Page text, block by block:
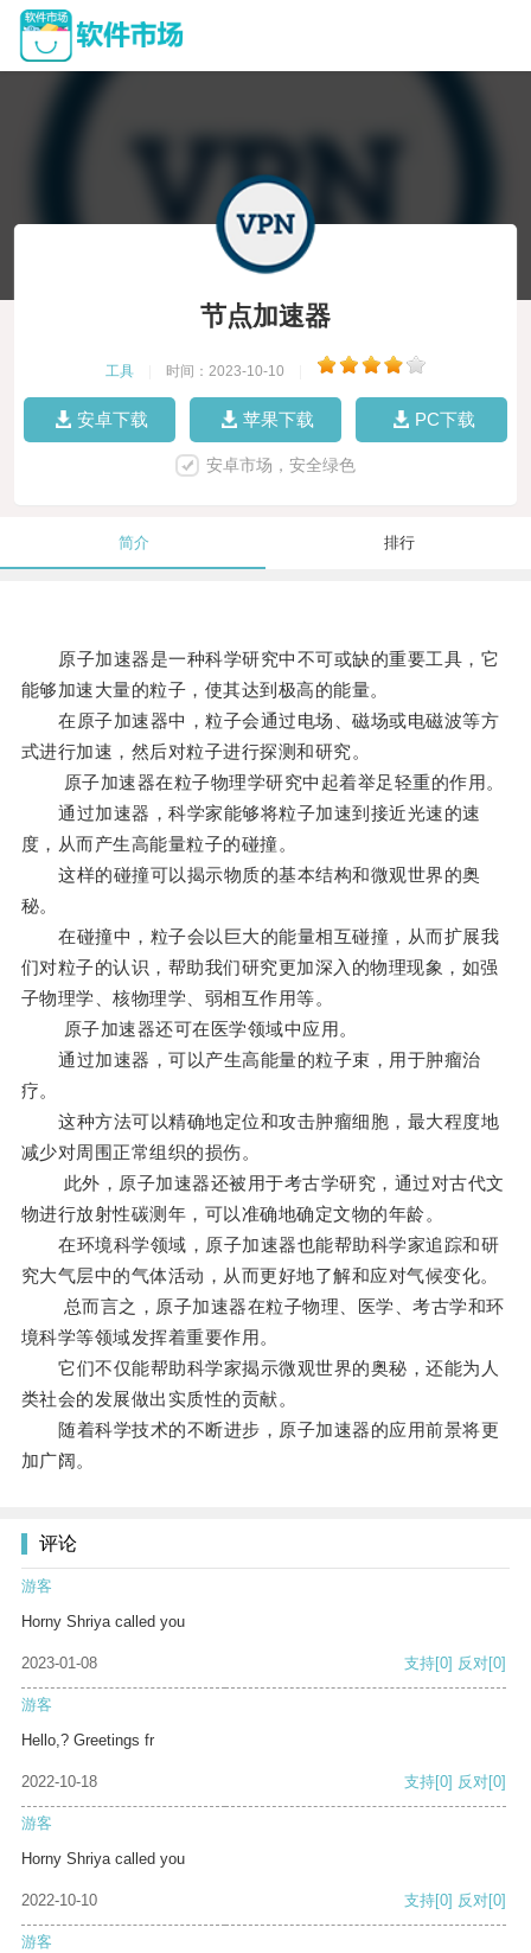
节点加速器
工具 时间：2023-10-10
安卓下载 苹果下载 PC下载
安卓市场，安全绿色
简介 排行
原子加速器是一种科学研究中不可或缺的重要工具，它
能够加速大量的粒子，使其达到极高的能量。
在原子加速器中，粒子会通过电场、磁场或电磁波等方
式进行加速，然后对粒子进行探测和研究。
原子加速器在粒子物理学研究中起着举足轻重的作用。
通过加速器，科学家能够将粒子加速到接近光速的速
度，从而产生高能量粒子的碰撞。
这样的碰撞可以揭示物质的基本结构和微观世界的奥
秘。
在碰撞中，粒子会以巨大的能量相互碰撞，从而扩展我
们对粒子的认识，帮助我们研究更加深入的物理现象，如强
子物理学、核物理学、弱相互作用等。
原子加速器还可在医学领域中应用。
通过加速器，可以产生高能量的粒子束，用于肿瘤治
疗。
这种方法可以精确地定位和攻击肿瘤细胞，最大程度地
减少对周围正常组织的损伤。
此外，原子加速器还被用于考古学研究，通过对古代文
物进行放射性碳测年，可以准确地确定文物的年龄。
在环境科学领域，原子加速器也能帮助科学家追踪和研
究大气层中的气体活动，从而更好地了解和应对气候变化。
总而言之，原子加速器在粒子物理、医学、考古学和环
境科学等领域发挥着重要作用。
它们不仅能帮助科学家揭示微观世界的奥秘，还能为人
类社会的发展做出实质性的贡献。
随着科学技术的不断进步，原子加速器的应用前景将更
加广阔。
评论
游客
Horny Shriya called you
2023-01-08 支持[0] 反对[0]
游客
Hello,? Greetings fr
2022-10-18 支持[0] 反对[0]
游客
Horny Shriya called you
2022-10-10 支持[0] 反对[0]
游客